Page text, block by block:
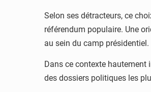
Selon ses détracteurs, ce
référendum populaire. Une
au sein du camp présidentiel.
Dans ce contexte hautement
des dossiers politiques les